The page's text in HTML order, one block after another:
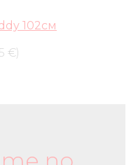
102см
€)